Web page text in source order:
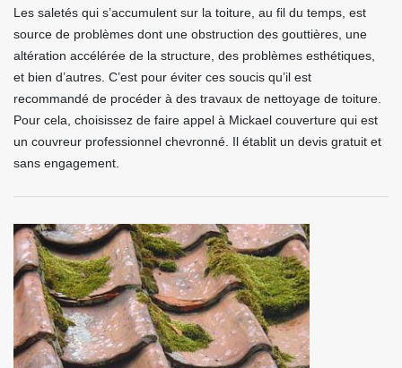
Les saletés qui s’accumulent sur la toiture, au fil du temps, est
source de problèmes dont une obstruction des gouttières, une
altération accélérée de la structure, des problèmes esthétiques,
et bien d’autres. C’est pour éviter ces soucis qu’il est
recommandé de procéder à des travaux de nettoyage de toiture.
Pour cela, choisissez de faire appel à Mickael couverture qui est
un couvreur professionnel chevronné. Il établit un devis gratuit et
sans engagement.